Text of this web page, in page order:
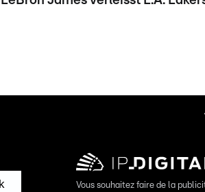
Vous souhaitez faire de la